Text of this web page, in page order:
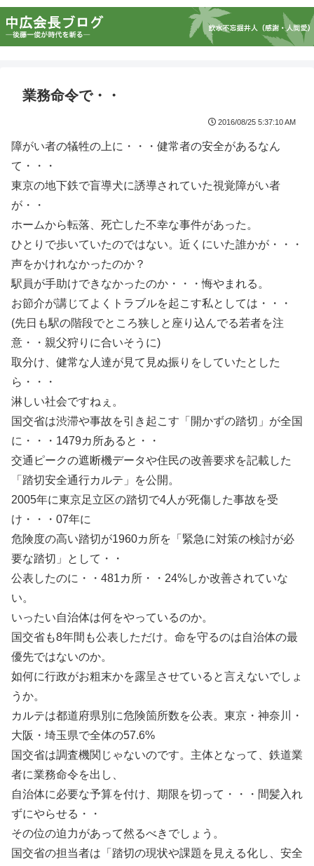
業務命令で・・
2016/08/25 5:37:10 AM
障がい者の犠牲の上に・・・健常者の安全があるなん
て・・・
東京の地下鉄で盲導犬に誘導されていた視覚障がい者
が・・
ホームから転落、死亡した不幸な事件があった。
ひとりで歩いていたのではない。近くにいた誰かが・・・
声をかけれなかったのか？
駅員が手助けできなかったのか・・・悔やまれる。
お節介が講じてよくトラブルを起こす私としては・・・
(先日も駅の階段でところ狭しと座り込んでる若者を注
意・・親父狩りに合いそうに)
取分け、健常な人達が見て見ぬ振りをしていたとした
ら・・・
淋しい社会ですねぇ。
国交省は渋滞や事故を引き起こす「開かずの踏切」が全国
に・・・1479カ所あると・・
交通ピークの遮断機データや住民の改善要求を記載した
「踏切安全通行カルテ」を公開。
2005年に東京足立区の踏切で4人が死傷した事故を受
け・・・07年に
危険度の高い踏切が1960カ所を「緊急に対策の検討が必
要な踏切」として・・
公表したのに・・481カ所・・24%しか改善されていな
い。
いったい自治体は何をやっているのか。
国交省も8年間も公表しただけ。命を守るのは自治体の最
優先ではないのか。
如何に行政がお粗末かを露呈させていると言えないでしょ
うか。
カルテは都道府県別に危険箇所数を公表。東京・神奈川・
大阪・埼玉県で全体の57.6%
国交省は調査機関じゃないのです。主体となって、鉄道業
者に業務命令を出し、
自治体に必要な予算を付け、期限を切って・・・間髪入れ
ずにやらせる・・
その位の迫力があって然るべきでしょう。
国交省の担当者は「踏切の現状や課題を見える化し、安全